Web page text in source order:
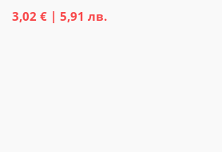
3,02 € | 5,91 лв.